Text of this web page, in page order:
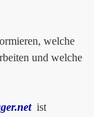
welche
und welche
ist